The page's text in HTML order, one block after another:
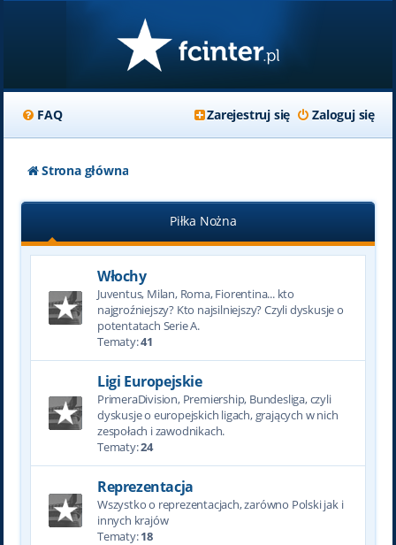
FAQ Zaloguj się
Zarejestruj się
Strona główna
Piłka Nożna
Włochy
Juventus, Milan, Roma, Fiorentina... kto
najgroźniejszy? Kto najsilniejszy? Czyli dyskusje o
potentatach Serie A.
Tematy:41
Ligi Europejskie
PrimeraDivision, Premiership, Bundesliga, czyli
dyskusje o europejskich ligach, grających w nich
zespołach i zawodnikach.
Tematy:24
Reprezentacja
Wszystko o reprezentacjach, zarówno Polski jak i
innych krajów
Tematy:18